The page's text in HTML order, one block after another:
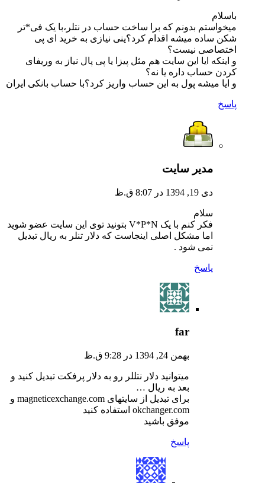
باسلام
میخواستم بدونم که برا ساخت حساب در نتلر،با یک فی*تر
شکن ساده میشه اقدام کرد؟ینی نیازی به خرید ای پی
اختصاصی نیست؟
و اینکه ایا این سایت هم مثل پیزا یا پی پال نیاز به وریفای
کردن حساب داره یا نه؟
و ایا میشه پول به این حساب واریز کرد؟با حساب بانکی ایران
پاسخ
مدیر سایت
دی 19, 1394 در 8:07 ق.ظ
سلام
فکر کنم با یک V*P*N بتونید توی این سایت عضو شوید
اما مشکل اصلی اینجاست که دلار تنلر به ریال تبدیل
نمی شود .
پاسخ
far
بهمن 24, 1394 در 9:28 ق.ظ
میتوانید دلار نتللر رو به دلار پرفکت تبدیل کنید و
بعد به ریال …
برای تبدیل از سایتهای magneticexchange.com و
okchanger.com استفاده کنید
موفق باشید
پاسخ